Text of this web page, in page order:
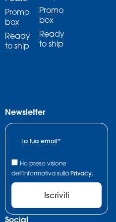
Promo
box
Ready
to ship
Promo
box
Ready
to ship
Newsletter
Ho preso visione
dell’informativa sulla Privacy.
Iscriviti
Social